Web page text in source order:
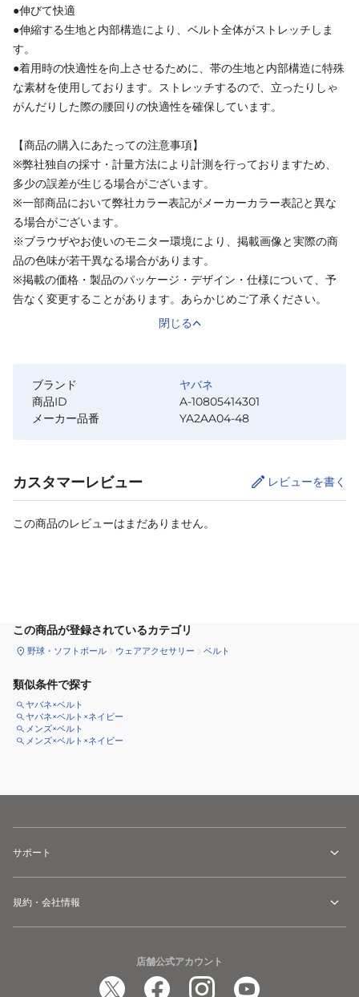
●伸びて快適
●伸縮する生地と内部構造により、ベルト全体がストレッチしま
す。
●着用時の快適性を向上させるために、帯の生地と内部構造に特殊
な素材を使用しております。ストレッチするので、立ったりしゃ
がんだりした際の腰回りの快適性を確保しています。
【商品の購入にあたっての注意事項】
※弊社独自の採寸・計量方法により計測を行っておりますため、
多少の誤差が生じる場合がございます。
※一部商品において弊社カラー表記がメーカーカラー表記と異な
る場合がございます。
※ブラウザやお使いのモニター環境により、掲載画像と実際の商
品の色味が若干異なる場合があります。
※掲載の価格・製品のパッケージ・デザイン・仕様について、予
告なく変更することがあります。あらかじめご了承ください。
閉じる
ブランド
ヤバネ
商品ID
A-10805414301
メーカー品番
YA2AA04-48
カスタマーレビュー レビューを書く
この商品のレビューはまだありません。
この商品が登録されているカテゴリ
野球・ソフトボール ウェアアクセサリー ベルト
類似条件で探す
ヤバネ×ベルト
ヤバネ×ベルト×ネイビー
メンズ×ベルト
メンズ×ベルト×ネイビー
サポート
規約・会社情報
店舗公式アカウント